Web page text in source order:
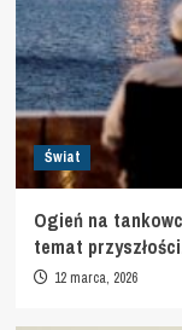
Świat
Ogień na
temat
12 marca, 2026